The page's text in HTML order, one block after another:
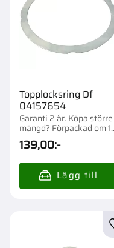
Topplocksring Df
04157654
Garanti 2 år. Köpa större
mängd? Förpackad om 1
st.
139,00:-